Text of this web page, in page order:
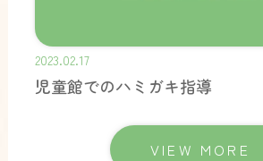
2023.02.17
児童館でのハミガキ指導
VIEW MORE